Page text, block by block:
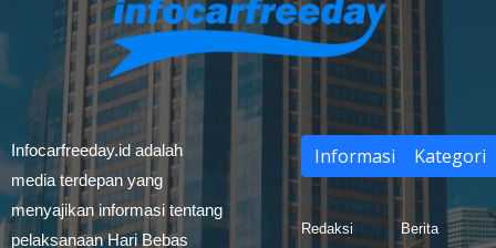
Infocarfreeday.id adalah
media terdepan yang
menyajikan informasi tentang
pelaksanaan Hari Bebas
Informasi
Redaksi
Kategori
Berita